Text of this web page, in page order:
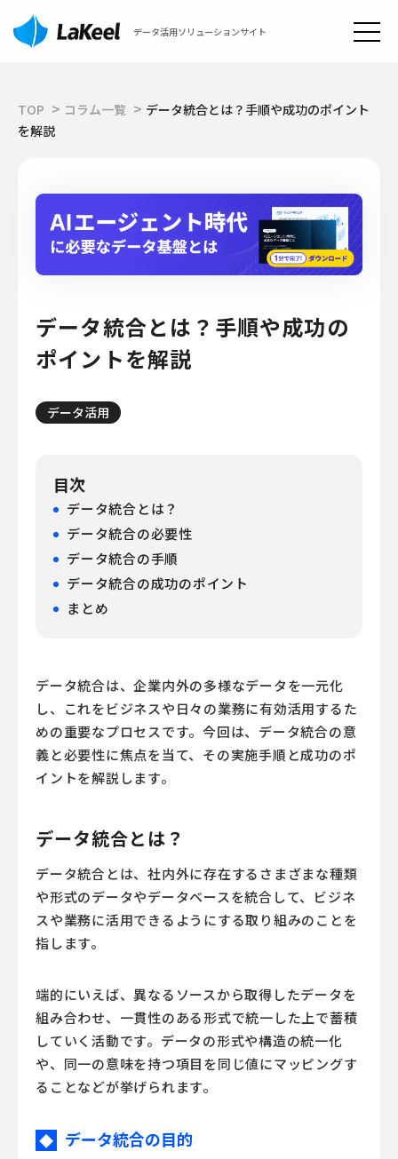
データ活用ソリューションサイト
TOP コラム一覧
データ統合とは？手順や成功のポイント
を解説
データ統合とは？手順や成功の
ポイントを解説
データ活用
目次
データ統合とは？
データ統合の必要性
データ統合の手順
データ統合の成功のポイント
まとめ
データ統合は、企業内外の多様なデータを一元化
し、これをビジネスや日々の業務に有効活用するた
めの重要なプロセスです。今回は、データ統合の意
義と必要性に焦点を当て、その実施手順と成功のポ
イントを解説します。
データ統合とは？
データ統合とは、社内外に存在するさまざまな種類
や形式のデータやデータベースを統合して、ビジネ
スや業務に活用できるようにする取り組みのことを
指します。
端的にいえば、異なるソースから取得したデータを
組み合わせ、一貫性のある形式で統一した上で蓄積
していく活動です。データの形式や構造の統一化
や、同一の意味を持つ項目を同じ値にマッピングす
ることなどが挙げられます。
◆ データ統合の目的